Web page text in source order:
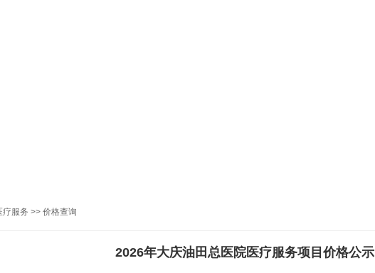
疗服务 >> 价格查询
2026年大庆油田总医院医疗服务项目价格公示